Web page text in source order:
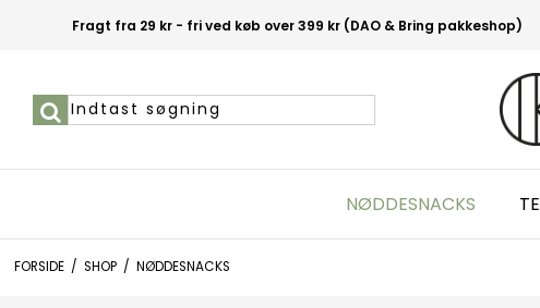
Fragt fra 29 kr - fri ved køb over 399 kr (DAO & Bring pakkeshop)
NØDDESNACKS TE
FORSIDE / SHOP / NØDDESNACKS